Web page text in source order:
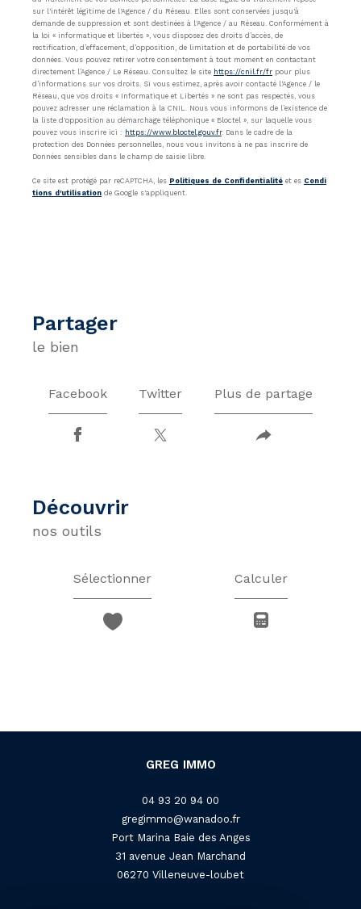
sur l'intérêt légitime de l'Agence / du Réseau. Elles sont conservées jusqu'à
demande de suppression et sont destinées à l'Agence / au Réseau. Conformément à
la loi « informatique et libertés », vous disposez des droits d’accès, de
rectification, d’effacement, d’opposition, de limitation et de portabilité de vos
données. Vous pouvez retirer votre consentement à tout moment en contactant
directement l’Agence / Le Réseau. Consultez le site https://cnil.fr/fr pour plus
d’informations sur vos droits. Si vous estimez, après avoir contacté l'Agence / le
Réseau, que vos droits « Informatique et Libertés » ne sont pas respectés, vous
pouvez adresser une réclamation à la CNIL. Nous vous informons de l’existence de
la liste d'opposition au démarchage téléphonique « Bloctel », sur laquelle vous
pouvez vous inscrire ici : https://www.bloctel.gouv.fr. Dans le cadre de la
protection des Données personnelles, nous vous invitons à ne pas inscrire de
Données sensibles dans le champ de saisie libre.
Ce site est protégé par reCAPTCHA, les Politiques de Confidentialité et es Condi
tions d'utilisation de Google s'appliquent.
partager
le bien
Facebook Twitter Plus de partage
découvrir
nos outils
Sélectionner Calculer
GREG IMMO
04 93 20 94 00
gregimmo@wanadoo.fr
Port Marina Baie des Anges
31 avenue Jean Marchand
06270
villeneuve-loubet